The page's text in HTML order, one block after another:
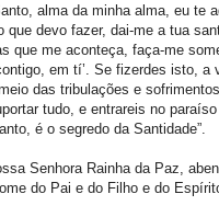
alma da minha alma, eu te
que devo fazer, dai-me a tua
que me aconteça, faça-me
em tí’. Se fizerdes isto, a
das tribulações e
tudo, e entrareis no
é o segredo da Santidade”.
Senhora Rainha da Paz,
do Pai e do Filho e do